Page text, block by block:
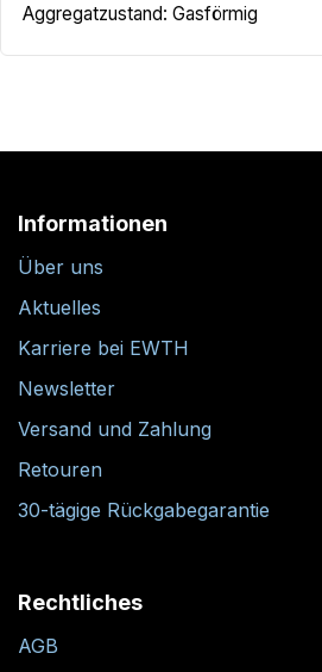
Aggregatzustand: Gasförmig
Informationen
Über uns
Aktuelles
Karriere bei EWTH
Newsletter
Versand und Zahlung
Retouren
30-tägige Rückgabegarantie
Rechtliches
AGB